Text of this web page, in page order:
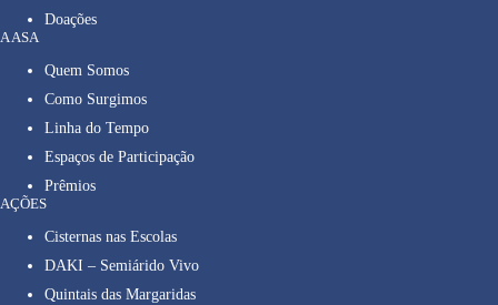
Doações
A ASA
Quem Somos
Como Surgimos
Linha do Tempo
Espaços de Participação
Prêmios
AÇÕES
Cisternas nas Escolas
DAKI – Semiárido Vivo
Quintais das Margaridas